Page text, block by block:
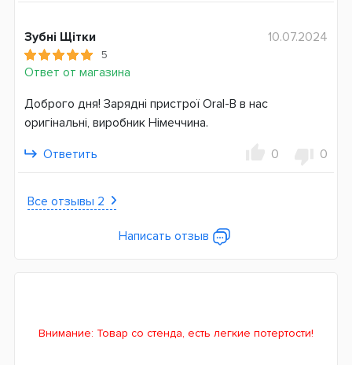
Зубні Щітки
5
Ответ от магазина
10.07.2024
Доброго дня! Зарядні пристрої Oral-B в нас
оригінальні, виробник Німеччина.
Ответить
0 0
Все отзывы 2
Написать отзыв
Внимание: Товар со стенда, есть легкие потертости!